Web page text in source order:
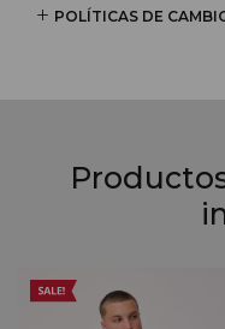
POLÍTICAS DE